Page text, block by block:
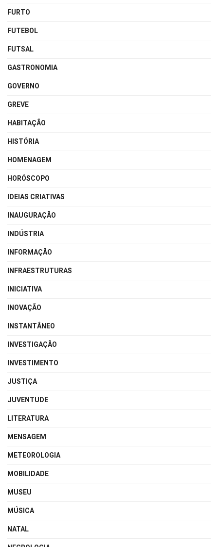
FURTO
FUTEBOL
FUTSAL
GASTRONOMIA
GOVERNO
GREVE
HABITAÇÃO
HISTÓRIA
HOMENAGEM
HORÓSCOPO
IDEIAS CRIATIVAS
INAUGURAÇÃO
INDÚSTRIA
INFORMAÇÃO
INFRAESTRUTURAS
INICIATIVA
INOVAÇÃO
INSTANTÂNEO
INVESTIGAÇÃO
INVESTIMENTO
JUSTIÇA
JUVENTUDE
LITERATURA
MENSAGEM
METEOROLOGIA
MOBILIDADE
MUSEU
MÚSICA
NATAL